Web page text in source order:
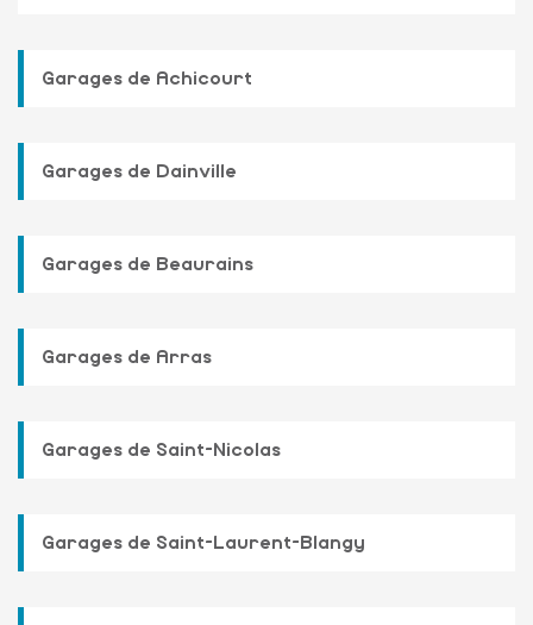
Garages de Achicourt
Garages de Dainville
Garages de Beaurains
Garages de Arras
Garages de Saint-Nicolas
Garages de Saint-Laurent-Blangy